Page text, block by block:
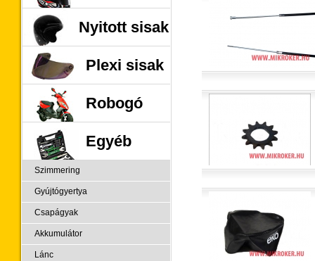
Nyitott sisak
Plexi sisak
Robogó
Egyéb
Szimmering
Gyújtógyertya
Csapágyak
Akkumulátor
Lánc